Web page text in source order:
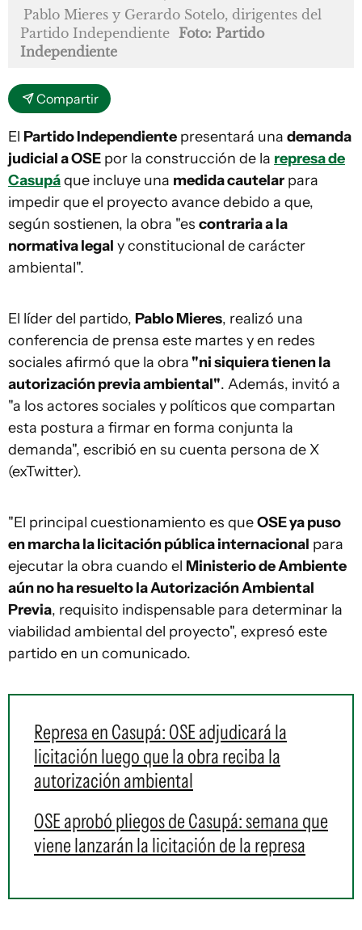
Pablo Mieres y Gerardo Sotelo, dirigentes del
Partido Independiente Foto: Partido
Independiente
Compartir
El Partido Independiente presentará una demanda
judicial a OSE por la construcción de la represa de
Casupáque incluye una medida cautelar para
impedir que el proyecto avance debido a que,
según sostienen, la obra "es contraria a la
normativa legal y constitucional de carácter
ambiental".
El líder del partido, Pablo Mieres, realizó una
conferencia de prensa este martes y en redes
sociales afirmó que la obra "ni siquiera tienen la
autorización previa ambiental". Además, invitó a
"a los actores sociales y políticos que compartan
esta postura a firmar en forma conjunta la
demanda", escribió en su cuenta persona de X
(exTwitter).
"El principal cuestionamiento es queOSE ya puso
en marcha la licitación pública internacional para
ejecutar la obra cuando el Ministerio de Ambiente
aún no ha resuelto la Autorización Ambiental
Previa, requisito indispensable para determinar la
viabilidad ambiental del proyecto", expresó este
partido en un comunicado.
Represa en Casupá: OSE adjudicará la
licitación luego que la obra reciba la
autorización ambiental
OSE aprobó pliegos de Casupá: semana que
viene lanzarán la licitación de la represa